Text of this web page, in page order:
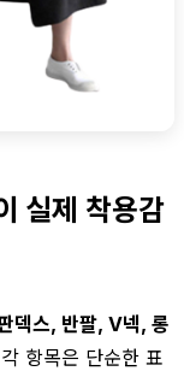
실제 착용감
덱스, 반팔, V넥, 롱
항목은 단순한 표